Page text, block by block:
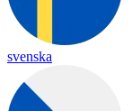
svenska